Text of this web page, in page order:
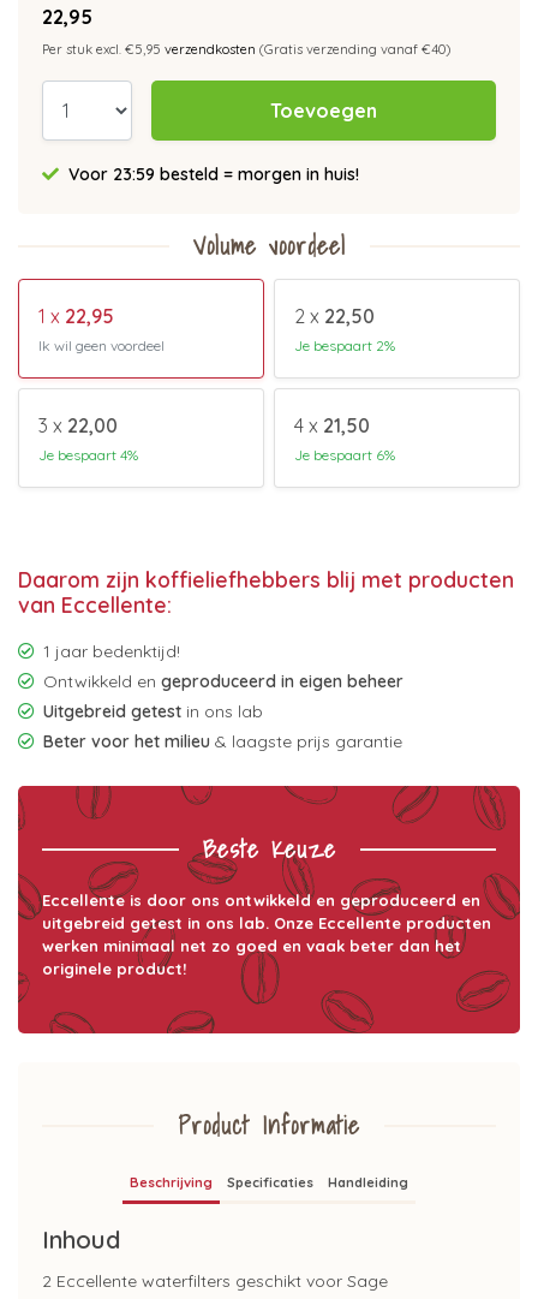
22,95
Per stuk excl. €5,95 verzendkosten (Gratis verzending vanaf €40)
Toevoegen
Voor 23:59 besteld = morgen in huis!
Volume voordeel
1 x 22,95
Ik wil geen voordeel
2 x 22,50
Je bespaart 2%
3 x 22,00
Je bespaart 4%
4 x 21,50
Je bespaart 6%
Daarom zijn koffieliefhebbers blij met producten
van Eccellente:
1 jaar bedenktijd!
Ontwikkeld en geproduceerd in eigen beheer
Uitgebreid getest in ons lab
Beter voor het milieu & laagste prijs garantie
Beste Keuze
Eccellente is door ons ontwikkeld en geproduceerd en
uitgebreid getest in ons lab. Onze Eccellente producten
werken minimaal net zo goed en vaak beter dan het
originele product!
Product Informatie
Beschrijving Specificaties Handleiding
Inhoud
2 Eccellente waterfilters geschikt voor Sage